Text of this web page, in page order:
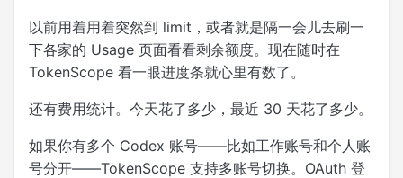
以前用着用着突然到 limit，或者就是隔一会儿去刷一
下各家的 Usage 页面看看剩余额度。现在随时在
TokenScope 看一眼进度条就心里有数了。
还有费用统计。今天花了多少，最近 30 天花了多少。
如果你有多个 Codex 账号——比如工作账号和个人账
号分开——TokenScope 支持多账号切换。OAuth 登